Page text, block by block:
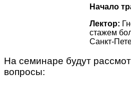
Начало
Лектор:
стажем
Санкт-
На семинаре будут
вопросы: